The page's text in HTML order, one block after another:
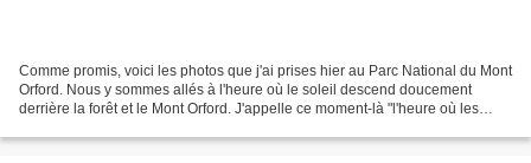
Comme promis, voici les photos que j'ai prises hier au Parc National du Mont
Orford. Nous y sommes allés à l'heure où le soleil descend doucement
derrière la forêt et le Mont Orford. J'appelle ce moment-là "l'heure où les